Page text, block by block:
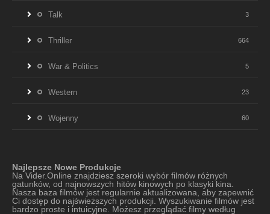
Talk 3
Thriller 664
War & Politics 5
Western 23
Wojenny 60
Najlepsze Nowe Produkcje
Na Vider.Online znajdziesz szeroki wybór filmów różnych
gatunków, od najnowszych hitów kinowych po klasyki kina.
Nasza baza filmów jest regularnie aktualizowana, aby zapewnić
Ci dostęp do najświeższych produkcji. Wyszukiwanie filmów jest
bardzo proste i intuicyjne. Możesz przeglądać filmy według